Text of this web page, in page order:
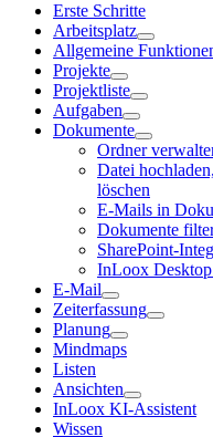
Erste Schritte
Arbeitsplatz
Allgemeine
Projekte
Projektliste
Aufgaben
Dokumente
Ordner
Datei
löschen
E-Mails in
Dokumente
SharePoint-
InLoox
E-Mail
Zeiterfassung
Planung
Mindmaps
Listen
Ansichten
InLoox KI-Assistent
Wissen